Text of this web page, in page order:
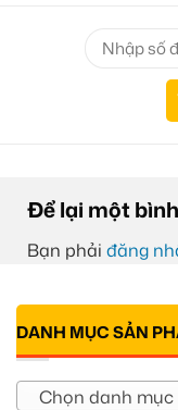
Để lại một
Bạn phải đăng
DANH MỤC SẢN
Chọn danh mục